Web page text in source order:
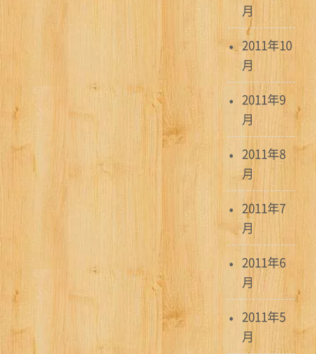
月
2011年10
月
2011年9
月
2011年8
月
2011年7
月
2011年6
月
2011年5
月